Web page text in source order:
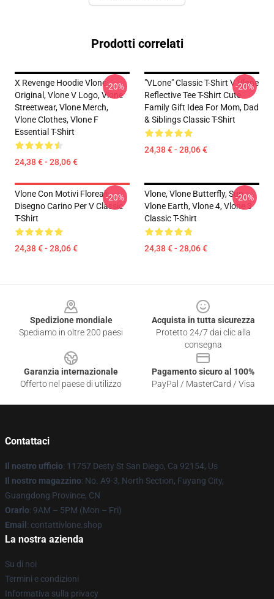
Prodotti correlati
X Revenge Hoodie Vlone
Original, Vlone V Logo, Vlone
Streetwear, Vlone Merch,
Vlone Clothes, Vlone F
Essential T-Shirt
24,38 € - 28,06 €
-20%
"VLone" Classic T-Shirt V Vlone
Reflective Tee T-Shirt Cute
Family Gift Idea For Mom, Dad
& Siblings Classic T-Shirt
24,38 € - 28,06 €
-20%
Vlone Con Motivi Floreali ,
Disegno Carino Per V Classic
T-Shirt
24,38 € - 28,06 €
-20%
Vlone, Vlone Butterfly, Sun,
Vlone Earth, Vlone 4, Vlone 3
Classic T-Shirt
24,38 € - 28,06 €
-20%
Spedizione mondiale
Spediamo in oltre 200 paesi
Acquista in tutta sicurezza
Protetto 24/7 dai clic alla
consegna
Garanzia internazionale
Offerto nel paese di utilizzo
Pagamento sicuro al 100%
PayPal / MasterCard / Visa
Contattaci
Il nostro ufficio: 11757 Desty St San Diego, Ca 92154, Us
Il nostro magazzino: No. A9-3, North Section, Fuyang City,
Guangdong Province, CN
Orario: 9AM – 5PM (Mon – Fri)
Email : contattivlone.shop
La nostra azienda
Su di noi
Termini e condizioni
Informativa sulla privacy